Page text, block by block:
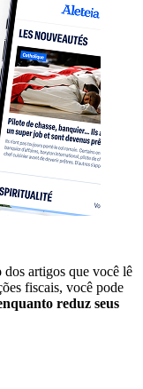
dos artigos que você lê
fiscais, você pode
reduz seus